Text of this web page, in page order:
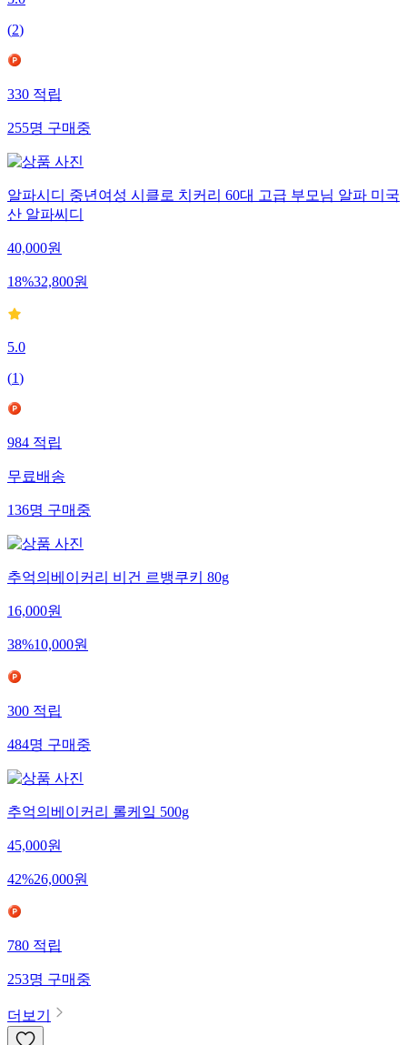
5.0
(2)
330적립
255명구매중
알파시디 중년여성 시클로 치커리 60대 고급 부모님 알파 미국
산 알파씨디
40,000원
18%32,800원
5.0
(1)
984적립
무료배송
136명구매중
추억의베이커리 비건 르뱅쿠키 80g
16,000원
38%10,000원
300적립
484명구매중
추억의베이커리 롤케잌 500g
45,000원
42%26,000원
780적립
253명구매중
더보기